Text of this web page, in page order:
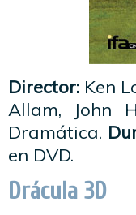
Director: Ken
Allam, John
Dramática.
en DVD.
Drácula 3D